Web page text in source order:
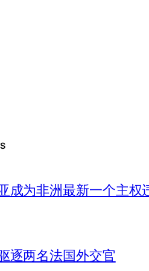
成为非洲最新一个主权
逐两名法国外交官